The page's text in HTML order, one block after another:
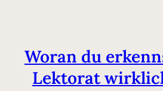
Woran du
Lektorat